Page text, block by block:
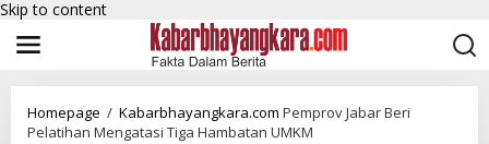
Skip to content
Homepage / Kabarbhayangkara.com Pemprov Jabar Beri
Pelatihan Mengatasi Tiga Hambatan UMKM